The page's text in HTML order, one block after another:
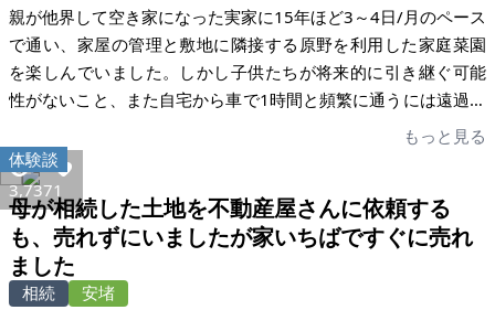
建士さん、司法書士さんのおかげで大変心強かったです。両親
も、内覧のために時間を割くこともなく、すんなり決まって安
心しています。決裁前には、夫婦で家との別れを兼ねて、小旅
行を楽しんで来たようです。本当にありがとうございました。
親が他界して空き家になった実家に15年ほど3～4日/月のペース
で通い、家屋の管理と敷地に隣接する原野を利用した家庭菜園
を楽しんでいました。しかし子供たちが将来的に引き継ぐ可能
性がないこと、また自宅から車で1時間と頻繁に通うには遠過ぎ
ることや高齢になって作業も負担になってきたため売却を決め
ました。そこで数年前に地元の不動産業者に相談したところ売
却できる可能性は低いと言われ諦めかけていたのですが、「家
いちば」のサイトを見つけ、もしかして興味を抱いてくれる買
主さんがこのシステムを利用して現れるのではと思い掲示板に
アップしました。 掲示板の閲覧者数が1か月で2万件近くに達
し、ネットの力の凄さと潜在需要の多さに驚きました。問い合
もっと見る
3,7371
体験談
母が相続した土地を不動産屋さんに依頼する
も、売れずにいましたが家いちばですぐに売れ
ました
相続
安堵